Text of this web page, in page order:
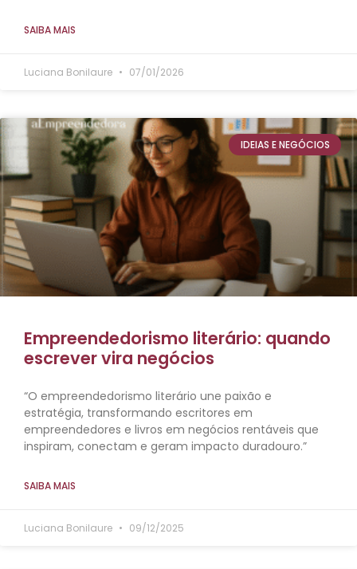
SAIBA MAIS
Luciana Bonilaure 07/01/2026
IDEIAS E NEGÓCIOS
Empreendedorismo literário: quando
escrever vira negócios
“O empreendedorismo literário une paixão e
estratégia, transformando escritores em
empreendedores e livros em negócios rentáveis que
inspiram, conectam e geram impacto duradouro.”
SAIBA MAIS
Luciana Bonilaure 09/12/2025